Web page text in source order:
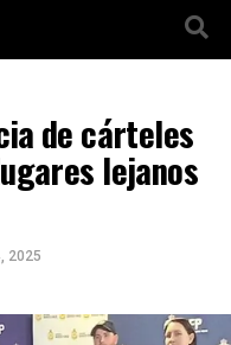
de cárteles
lejanos
2025